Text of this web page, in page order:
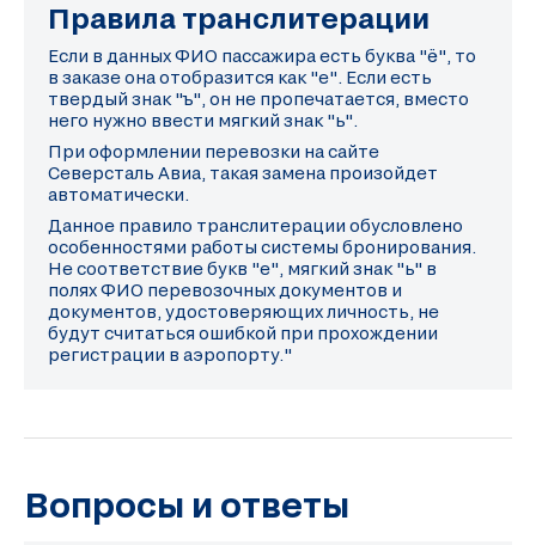
Правила транслитерации
Если в данных ФИО пассажира есть буква "ё", то
в заказе она отобразится как "е". Если есть
твердый знак "ъ", он не пропечатается, вместо
него нужно ввести мягкий знак "ь".
При оформлении перевозки на сайте
Северсталь Авиа, такая замена произойдет
автоматически.
Данное правило транслитерации обусловлено
особенностями работы системы бронирования.
Не соответствие букв "е", мягкий знак "ь" в
полях ФИО перевозочных документов и
документов, удостоверяющих личность, не
будут считаться ошибкой при прохождении
регистрации в аэропорту."
Вопросы и ответы